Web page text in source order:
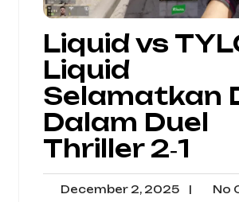
Liquid vs
Liquid
Selamatkan
Dalam Duel
Thriller 2‑1
December 2, 2025 | No